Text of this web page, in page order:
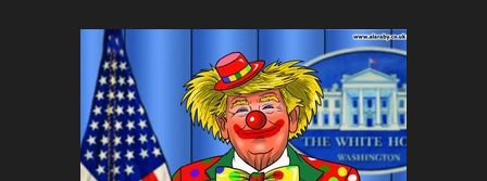
فراخوان رویداد کارگاهی کارتون و
پوستر "ایران سربل…
اخبار 6 ماه قبل